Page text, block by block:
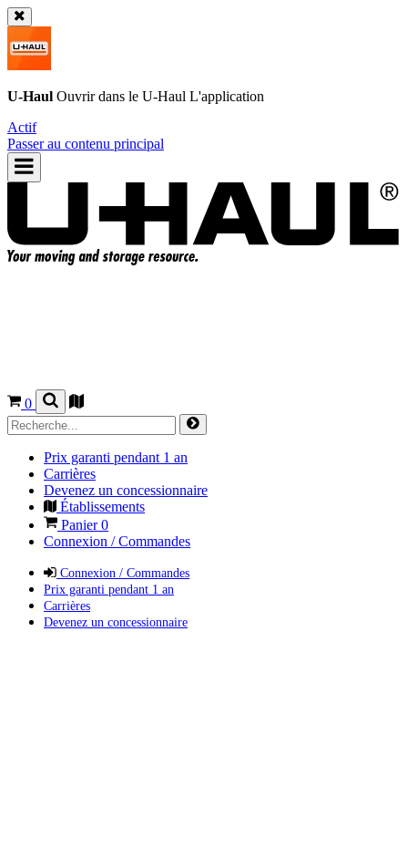
U-Haul Ouvrir dans le U-Haul L'application
Actif
Passer au contenu principal
0
Prix garanti pendant 1 an
Carrières
Devenez un concessionnaire
Établissements
Panier0
Connexion / Commandes
Connexion / Commandes
Prix garanti pendant 1 an
Carrières
Devenez un concessionnaire